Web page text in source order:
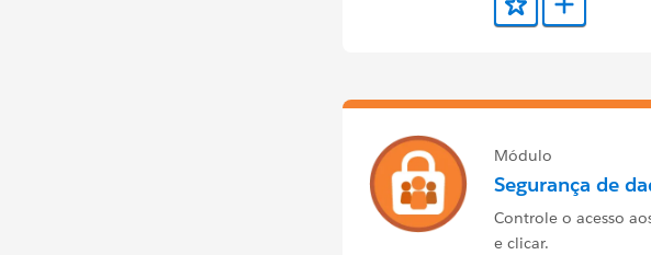
Adicionar aAdicionar a
Módulo
Segurança de
Controle o acesso
e clicar.